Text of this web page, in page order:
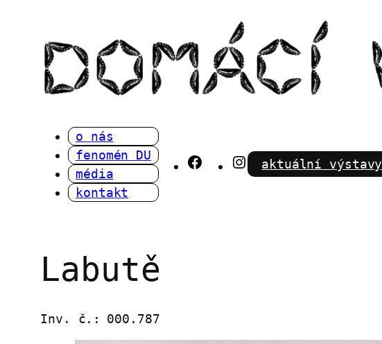
o nás
fenomén DU
média
kontakt
FacebookInstagram
aktuální výstavy
Labutě
Inv. č.: 000.787